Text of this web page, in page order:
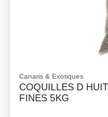
Canaris & Exotiques
COQUILLES D
FINES 5KG